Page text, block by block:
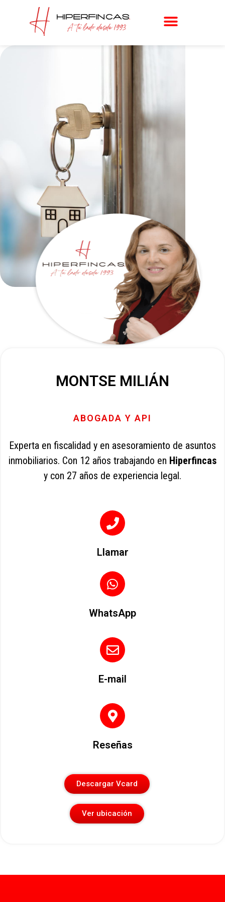
MONTSE MILIÁN
ABOGADA Y API
Experta en fiscalidad y en asesoramiento de asuntos
inmobiliarios. Con 12 años trabajando en Hiperfincas
y con 27 años de experiencia legal.
Llamar
WhatsApp
E-mail
Reseñas
Descargar Vcard
Ver ubicación